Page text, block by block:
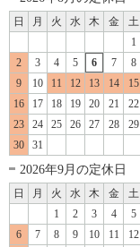
日 月 火 水 木 金
土
1
2
3 4 5 6 7
8
9
10 11 12 13 14
15
16
17 18 19 20 21
22
23
24 25 26 27 28
29
30
31
2026年9月の定休日
日 月 火 水 木 金
土
1
2 3 4
5
6
7 8 9 10 11
12